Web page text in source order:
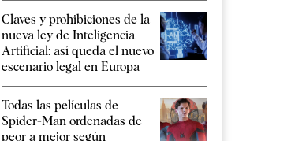
Claves y prohibiciones de la
nueva ley de Inteligencia
Artificial: así queda el nuevo
escenario legal en Europa
Todas las películas de
Spider-Man ordenadas de
peor a mejor según